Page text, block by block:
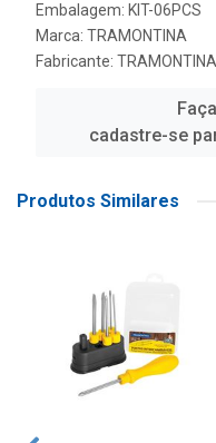
Embalagem: KIT-06PCS
Marca: TRAMONTINA
Fabricante:
cadastre-se
Produtos Similares